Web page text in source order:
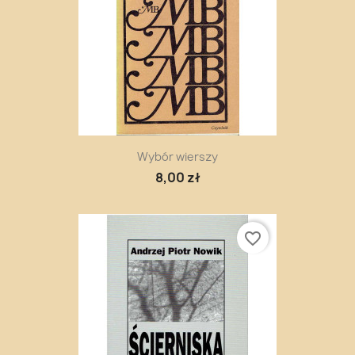
Wybór wierszy
8,00 zł
favorite_border